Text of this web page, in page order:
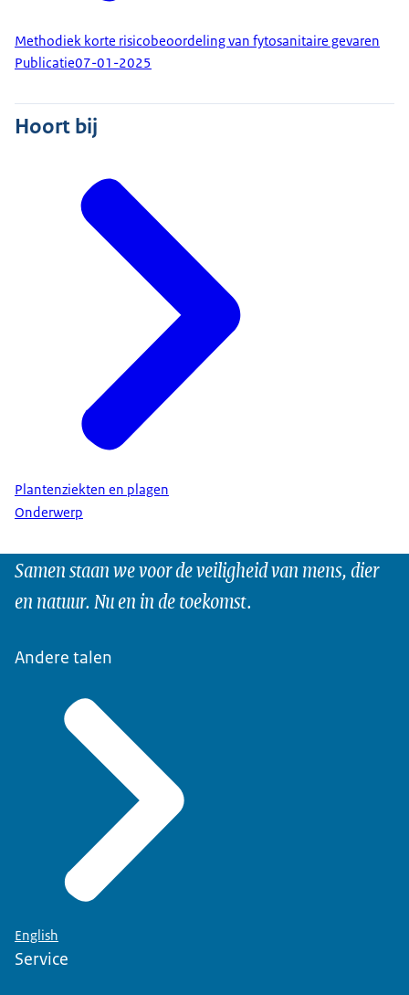
Methodiek korte risicobeoordeling van fytosanitaire gevaren
Publicatie07-01-2025
Hoort bij
Plantenziekten en plagen
Onderwerp
Samen staan we voor de veiligheid van mens, dier
en natuur. Nu en in de toekomst.
Andere talen
English
Service